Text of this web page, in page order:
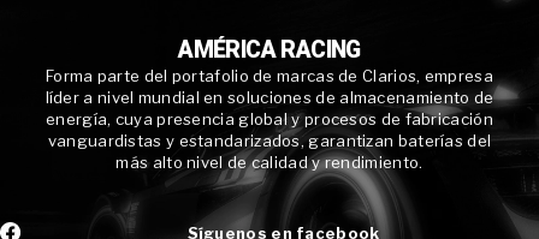
AMÉRICA RACING
Forma parte del portafolio de marcas de Clarios, empresa
líder a nivel mundial en soluciones de almacenamiento de
energía, cuya presencia global y procesos de fabricación
vanguardistas y estandarizados, garantizan baterías del
más alto nivel de calidad y rendimiento.
Síguenos en facebook